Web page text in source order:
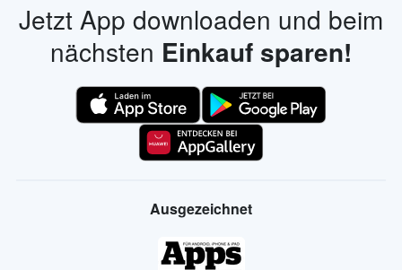
Jetzt App downloaden und beim
nächsten Einkauf sparen!
Ausgezeichnet